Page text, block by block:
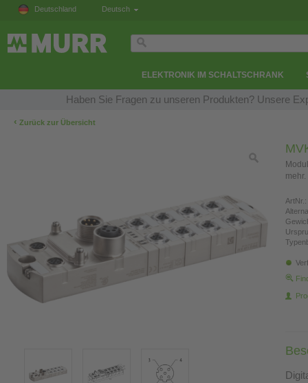
Deutschland Deutsch
ELEKTRONIK IM SCHALTSCHRANK
Haben Sie Fragen zu unseren Produkten? Unsere
‹ Zurück zur Übersicht
mehr.
ArtNr.: